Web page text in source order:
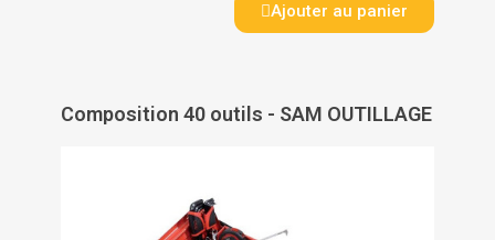
Ajouter au panier
Composition 40 outils - SAM OUTILLAGE